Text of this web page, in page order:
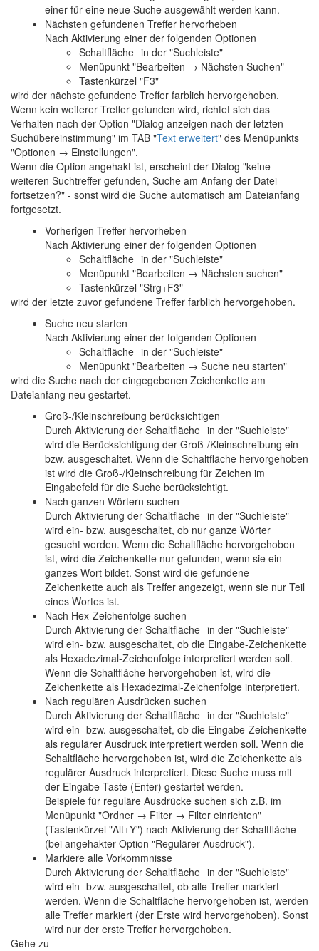
einer für eine neue Suche ausgewählt werden kann.
Nächsten gefundenen Treffer hervorheben
Nach Aktivierung einer der folgenden Optionen
Schaltfläche in der "Suchleiste"
Menüpunkt "Bearbeiten → Nächsten Suchen"
Tastenkürzel "F3"
wird der nächste gefundene Treffer farblich hervorgehoben.
Wenn kein weiterer Treffer gefunden wird, richtet sich das
Verhalten nach der Option "Dialog anzeigen nach der letzten
Suchübereinstimmung" im TAB "Text erweitert" des Menüpunkts
"Optionen → Einstellungen".
Wenn die Option angehakt ist, erscheint der Dialog "keine
weiteren Suchtreffer gefunden, Suche am Anfang der Datei
fortsetzen?" - sonst wird die Suche automatisch am Dateianfang
fortgesetzt.
Vorherigen Treffer hervorheben
Nach Aktivierung einer der folgenden Optionen
Schaltfläche in der "Suchleiste"
Menüpunkt "Bearbeiten → Nächsten suchen"
Tastenkürzel "Strg+F3"
wird der letzte zuvor gefundene Treffer farblich hervorgehoben.
Suche neu starten
Nach Aktivierung einer der folgenden Optionen
Schaltfläche in der "Suchleiste"
Menüpunkt "Bearbeiten → Suche neu starten"
wird die Suche nach der eingegebenen Zeichenkette am
Dateianfang neu gestartet.
Groß-/Kleinschreibung berücksichtigen
Durch Aktivierung der Schaltfläche in der "Suchleiste"
wird die Berücksichtigung der Groß-/Kleinschreibung ein-
bzw. ausgeschaltet. Wenn die Schaltfläche hervorgehoben
ist wird die Groß-/Kleinschreibung für Zeichen im
Eingabefeld für die Suche berücksichtigt.
Nach ganzen Wörtern suchen
Durch Aktivierung der Schaltfläche in der "Suchleiste"
wird ein- bzw. ausgeschaltet, ob nur ganze Wörter
gesucht werden. Wenn die Schaltfläche hervorgehoben
ist, wird die Zeichenkette nur gefunden, wenn sie ein
ganzes Wort bildet. Sonst wird die gefundene
Zeichenkette auch als Treffer angezeigt, wenn sie nur Teil
eines Wortes ist.
Nach Hex-Zeichenfolge suchen
Durch Aktivierung der Schaltfläche in der "Suchleiste"
wird ein- bzw. ausgeschaltet, ob die Eingabe-Zeichenkette
als Hexadezimal-Zeichenfolge interpretiert werden soll.
Wenn die Schaltfläche hervorgehoben ist, wird die
Zeichenkette als Hexadezimal-Zeichenfolge interpretiert.
Nach regulären Ausdrücken suchen
Durch Aktivierung der Schaltfläche in der "Suchleiste"
wird ein- bzw. ausgeschaltet, ob die Eingabe-Zeichenkette
als regulärer Ausdruck interpretiert werden soll. Wenn die
Schaltfläche hervorgehoben ist, wird die Zeichenkette als
regulärer Ausdruck interpretiert. Diese Suche muss mit
der Eingabe-Taste (Enter) gestartet werden.
Beispiele für reguläre Ausdrücke suchen sich z.B. im
Menüpunkt "Ordner → Filter → Filter einrichten"
(Tastenkürzel "Alt+Y") nach Aktivierung der Schaltfläche
(bei angehakter Option "Regulärer Ausdruck").
Markiere alle Vorkommnisse
Durch Aktivierung der Schaltfläche in der "Suchleiste"
wird ein- bzw. ausgeschaltet, ob alle Treffer markiert
werden. Wenn die Schaltfläche hervorgehoben ist, werden
alle Treffer markiert (der Erste wird hervorgehoben). Sonst
wird nur der erste Treffer hervorgehoben.
Gehe zu